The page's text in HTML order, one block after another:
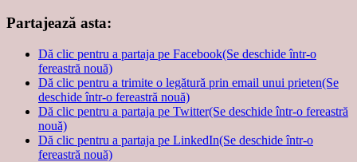
Partajează asta:
Dă clic pentru a partaja pe Facebook(Se deschide într-o
fereastră nouă)
Dă clic pentru a trimite o legătură prin email unui prieten(Se
deschide într-o fereastră nouă)
Dă clic pentru a partaja pe Twitter(Se deschide într-o fereastră
nouă)
Dă clic pentru a partaja pe LinkedIn(Se deschide într-o
fereastră nouă)